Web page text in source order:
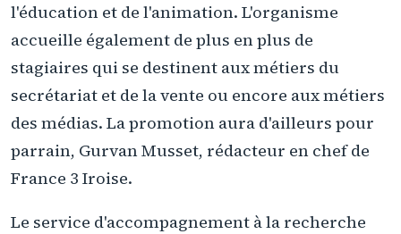
l'éducation et de l'animation. L'organisme
accueille également de plus en plus de
stagiaires qui se destinent aux métiers du
secrétariat et de la vente ou encore aux métiers
des médias. La promotion aura d'ailleurs pour
parrain, Gurvan Musset, rédacteur en chef de
France 3 Iroise.
Le service d'accompagnement à la recherche